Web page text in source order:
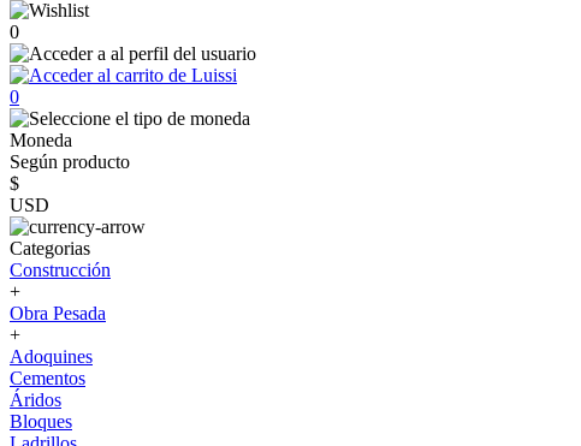
0
0
Moneda
Según producto
$
USD
Categorias
Construcción
+
Obra Pesada
+
Adoquines
Cementos
Áridos
Bloques